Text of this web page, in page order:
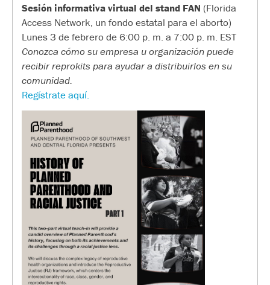
Sesión informativa virtual del stand FAN (Florida
Access Network, un fondo estatal para el aborto)
Lunes 3 de febrero de 6:00 p. m. a 7:00 p. m. EST
Conozca cómo su empresa u organización puede
recibir reprokits para ayudar a distribuirlos en su
comunidad.
Regístrate aquí.